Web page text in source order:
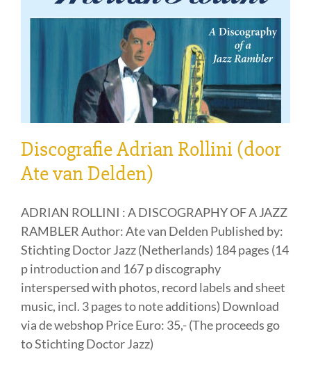
Discografie Adrian Rollini (door
Ate van Delden)
ADRIAN ROLLINI : A DISCOGRAPHY OF A JAZZ
RAMBLER Author: Ate van Delden Published by:
Stichting Doctor Jazz (Netherlands) 184 pages (14
p introduction and 167 p discography
interspersed with photos, record labels and sheet
music, incl. 3 pages to note additions) Download
via de webshop Price Euro: 35,- (The proceeds go
to Stichting Doctor Jazz)